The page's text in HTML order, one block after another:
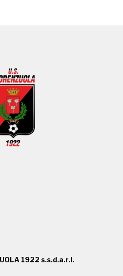
1922 s.s.d.a.r.l.